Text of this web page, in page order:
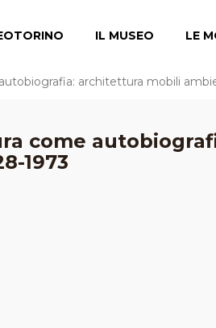
IL MUSEO LE
architettura mobili
come
1973